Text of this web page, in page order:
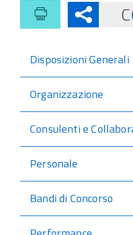
Disposizioni Generali
Organizzazione
Consulenti e
Personale
Bandi di Concorso